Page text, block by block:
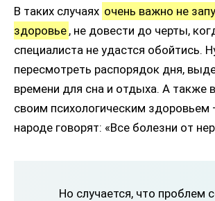
В таких случаях очень важно не
здоровье , не довести до черты,
специалиста не удастся обойтись.
пересмотреть распорядок дня,
времени для сна и отдыха. А также
своим психологическим здоровьем
народе говорят: «Все болезни от
Но случается, что проблем